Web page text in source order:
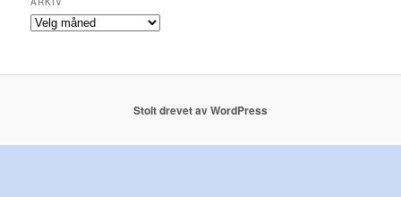
Arkiv
Stolt drevet av WordPress